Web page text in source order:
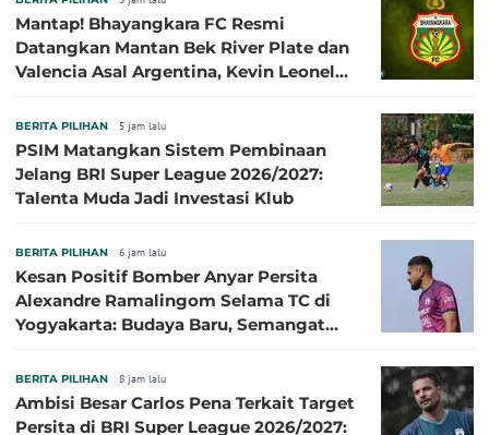
Mantap! Bhayangkara FC Resmi
Datangkan Mantan Bek River Plate dan
Valencia Asal Argentina, Kevin Leonel
BERITA PILIHAN 5 jam lalu
PSIM Matangkan Sistem Pembinaan
Jelang BRI Super League 2026/2027:
Talenta Muda Jadi Investasi Klub
BERITA PILIHAN 6 jam lalu
Kesan Positif Bomber Anyar Persita
Alexandre Ramalingom Selama TC di
Yogyakarta: Budaya Baru, Semangat
BERITA PILIHAN 8 jam lalu
Ambisi Besar Carlos Pena Terkait Target
Persita di BRI Super League 2026/2027: